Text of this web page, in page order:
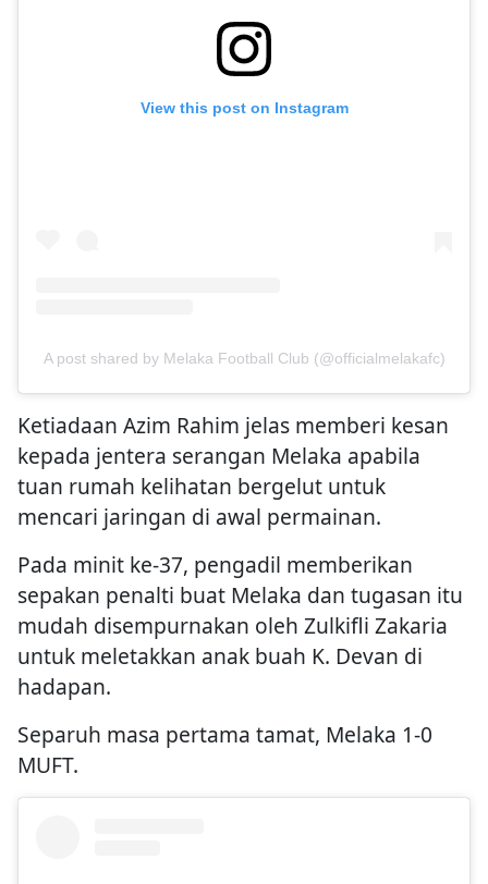
View this post on Instagram
A post shared by Melaka Football Club (@officialmelakafc)
Ketiadaan Azim Rahim jelas memberi kesan
kepada jentera serangan Melaka apabila
tuan rumah kelihatan bergelut untuk
mencari jaringan di awal permainan.
Pada minit ke-37, pengadil memberikan
sepakan penalti buat Melaka dan tugasan itu
mudah disempurnakan oleh Zulkifli Zakaria
untuk meletakkan anak buah K. Devan di
hadapan.
Separuh masa pertama tamat, Melaka 1-0
MUFT.